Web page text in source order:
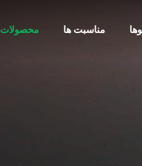
محصولات مناسبت ها